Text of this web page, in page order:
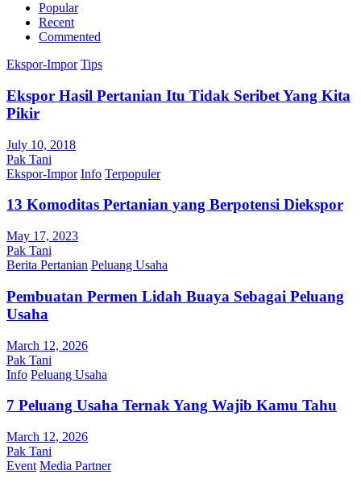
Popular
Recent
Commented
Ekspor-Impor Tips
Ekspor Hasil Pertanian Itu Tidak Seribet Yang Kita
Pikir
July 10, 2018
Pak Tani
Ekspor-Impor Info Terpopuler
13 Komoditas Pertanian yang Berpotensi Diekspor
May 17, 2023
Pak Tani
Berita Pertanian Peluang Usaha
Pembuatan Permen Lidah Buaya Sebagai Peluang
Usaha
March 12, 2026
Pak Tani
Info Peluang Usaha
7 Peluang Usaha Ternak Yang Wajib Kamu Tahu
March 12, 2026
Pak Tani
Event Media Partner